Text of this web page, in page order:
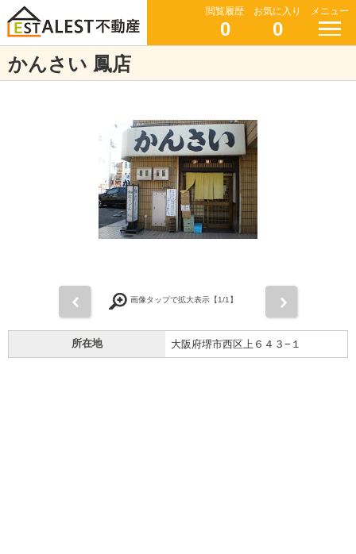
閲覧履歴
0
お気に入り
0
メニュー
かんさい 鳳店
画像タップで拡大表示【1/1】
所在地 大阪府堺市西区上６４３−１